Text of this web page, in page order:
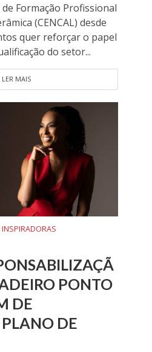
Formação Profissional
(CENCAL) desde
quer reforçar o papel
do setor...
LER MAIS
PONTO
DE
DE